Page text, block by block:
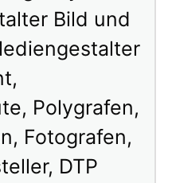
Bild und
Polygrafen,
Fotografen,
DTP